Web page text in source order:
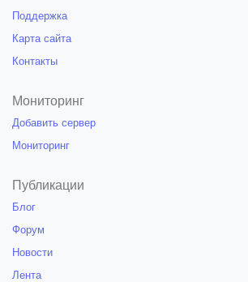
Поддержка
Карта сайта
Контакты
Мониторинг
Добавить сервер
Мониторинг
Публикации
Блог
Форум
Новости
Лента